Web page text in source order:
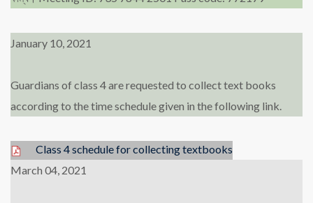
January 10, 2021
Guardians of class 4 are requested to collect text books
according to the time schedule given in the following link.
Class 4 schedule for collecting textbooks
March 04, 2021